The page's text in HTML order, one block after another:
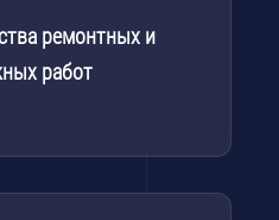
ремонтных и
работ